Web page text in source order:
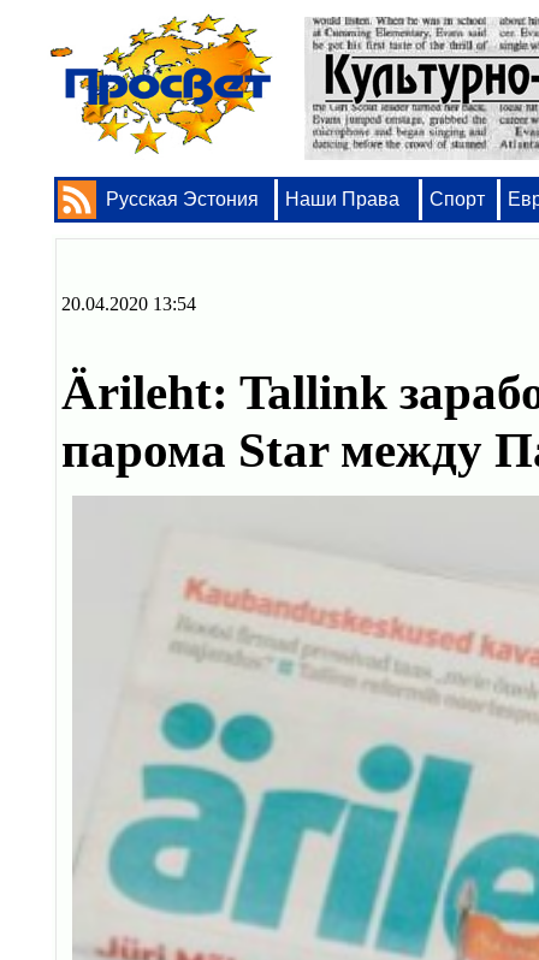
Русская Эстония Наши Права Спорт
20.04.2020 13:54
Ärileht: Tallink
парома Star между